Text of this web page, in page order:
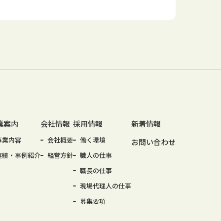
案内
業内容
績・事例紹介
会社情報
会社概要
経営方針
採用情報
働く環境
職人の仕事
職長の仕事
現場代理人の仕事
募集要項
新着情報
お問い合わせ